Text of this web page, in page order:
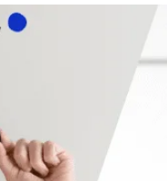
きますようお願いい
格にて限定セールを
お願いいたします。
をよろしく